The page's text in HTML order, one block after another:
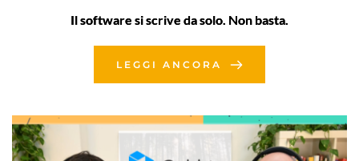
Il software si scrive da solo. Non basta.
LEGGI ANCORA